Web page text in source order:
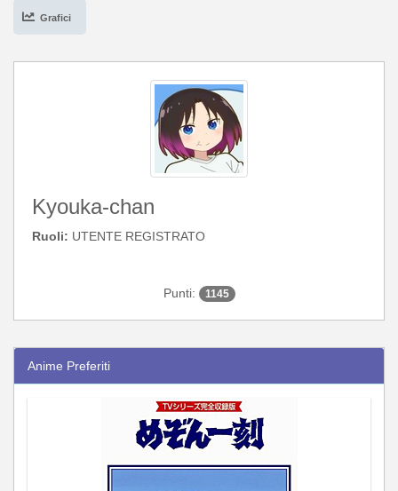
Grafici
Kyouka-chan
Ruoli: UTENTE REGISTRATO
Punti: 1145
Anime Preferiti